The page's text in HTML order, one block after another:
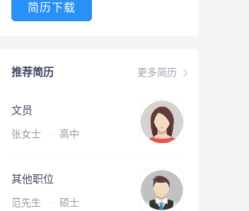
简历下载
更多简历
推荐简历
文员
张女士 · 高中
其他职位
范先生 · 硕士